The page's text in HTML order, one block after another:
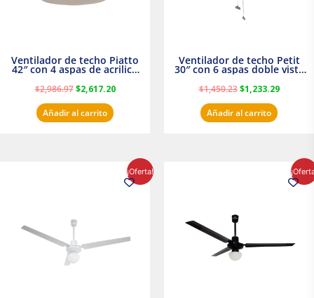
Ventilador de techo Piatto
42″ con 4 aspas de acrilico
transparente
$2,986.97 $2,617.20
Añadir al carrito
Ventilador de techo Petit
30″ con 6 aspas doble vista
Satinado Masterfan
$1,450.23 $1,233.29
Añadir al carrito
¡Oferta!
precio
actual
precio
actual